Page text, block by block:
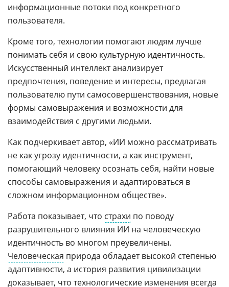
информационные потоки под конкретного
пользователя.
Кроме того, технологии помогают людям лучше
понимать себя и свою культурную идентичность.
Искусственный интеллект анализирует
предпочтения, поведение и интересы, предлагая
пользователю пути самосовершенствования, новые
формы самовыражения и возможности для
взаимодействия с другими людьми.
Как подчеркивает автор, «ИИ можно рассматривать
не как угрозу идентичности, а как инструмент,
помогающий человеку осознать себя, найти новые
способы самовыражения и адаптироваться в
сложном информационном обществе».
Работа показывает, что страхи по поводу
разрушительного влияния ИИ на человеческую
идентичность во многом преувеличены.
Человеческая природа обладает высокой степенью
адаптивности, а история развития цивилизации
доказывает, что технологические изменения всегда